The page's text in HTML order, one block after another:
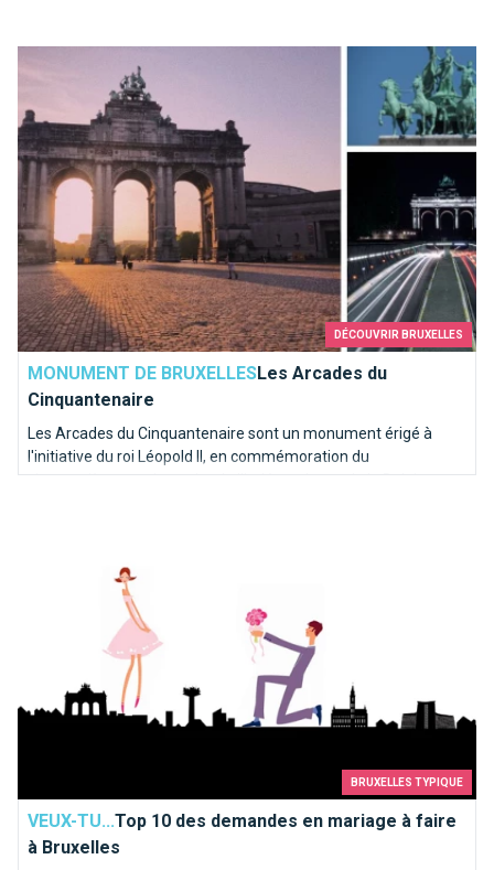
DÉCOUVRIR BRUXELLES
MONUMENT DE BRUXELLESLes Arcades du
Cinquantenaire
Les Arcades du Cinquantenaire sont un monument érigé à
l'initiative du roi Léopold II, en commémoration du
cinquantième anniversaire de l'indépendance de la Belgique en
BRUXELLES TYPIQUE
VEUX-TU...Top 10 des demandes en mariage à faire
à Bruxelles